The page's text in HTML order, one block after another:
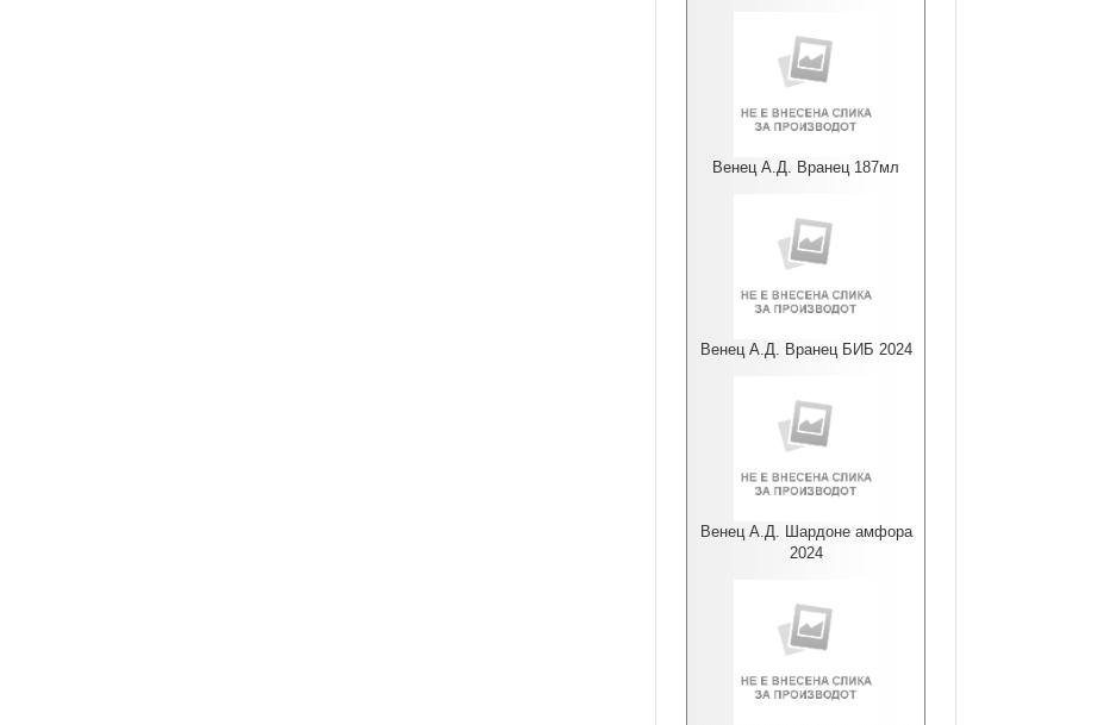
Венец А.Д. Вранец 187мл
Венец А.Д. Вранец БИБ 2024
Венец А.Д. Шардоне амфора
2024